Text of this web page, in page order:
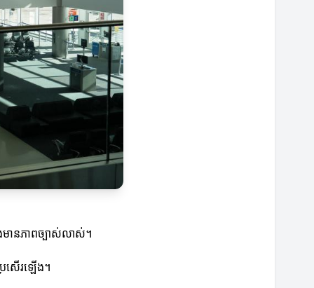
មានភាពច្បាស់លាស់។
សើរឡើង។